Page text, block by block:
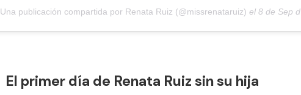
Una publicación compartida por Renata Ruiz (@missrenataruiz) el 8 de Sep de 2020 a las 5:19 PDT
El primer día de Renata Ruiz sin su hija